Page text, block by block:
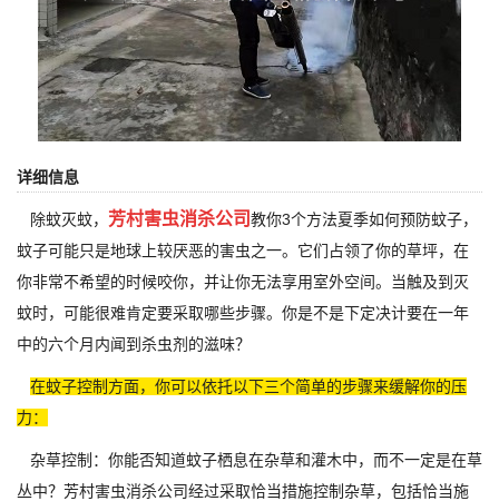
详细信息
除蚊灭蚊， 芳村害虫消杀公司教你3个方法夏季如何预防蚊子，
蚊子可能只是地球上较厌恶的害虫之一。它们占领了你的草坪，在
你非常不希望的时候咬你，并让你无法享用室外空间。当触及到灭
蚊时，可能很难肯定要采取哪些步骤。你是不是下定决计要在一年
中的六个月内闻到杀虫剂的滋味？
在蚊子控制方面，你可以依托以下三个简单的步骤来缓解你的压
力：
杂草控制：你能否知道蚊子栖息在杂草和灌木中，而不一定是在草
丛中？芳村害虫消杀公司经过采取恰当措施控制杂草，包括恰当施